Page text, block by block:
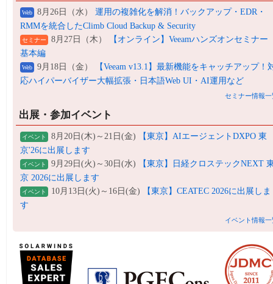
Web 8月26日（水） 運用の複雑化を解消！バックアップ・EDR・
RMMを統合したClimb Cloud Backup & Security
セミナー 8月27日（木）
【オンライン】Veeamハンズオンセミナー
基本編
Web 9月18日（金）
【Veeam v13.1】最新機能をキャッチアップ！
応ハイパーバイザー大幅拡張・日本語Web UI・AI運用など
セミナー情報一
出展・参加イベント
イベント 8月20日(木)～21日(金)
【東京】AIエージェントDXPO 東
京'26に出展します
イベント 9月29日(火)～30日(水)
【東京】日経クロステックNEXT
京 2026に出展します
イベント 10月13日(火)～16日(金)
【東京】CEATEC 2026に出展しま
す
イベント情報一